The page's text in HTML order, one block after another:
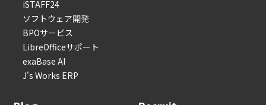
iSTAFF24
ソフトウェア開発
BPOサービス
LibreOfficeサポート
exaBase AI
J's Works ERP